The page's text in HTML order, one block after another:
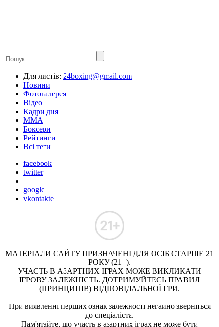
Для листів: 24boxing@gmail.com
Новини
Фотогалерея
Відео
Кадри дня
ММА
Боксери
Рейтинги
Всі теги
facebook
twitter
google
vkontakte
МАТЕРІАЛИ САЙТУ ПРИЗНАЧЕНІ ДЛЯ ОСІБ СТАРШЕ 21
РОКУ (21+).
УЧАСТЬ В АЗАРТНИХ ІГРАХ МОЖЕ ВИКЛИКАТИ
ІГРОВУ ЗАЛЕЖНІСТЬ. ДОТРИМУЙТЕСЬ ПРАВИЛ
(ПРИНЦИПІВ) ВІДПОВІДАЛЬНОЇ ГРИ.
При виявленні перших ознак залежності негайно зверніться
до спеціаліста.
Пам'ятайте, що участь в азартних іграх не може бути